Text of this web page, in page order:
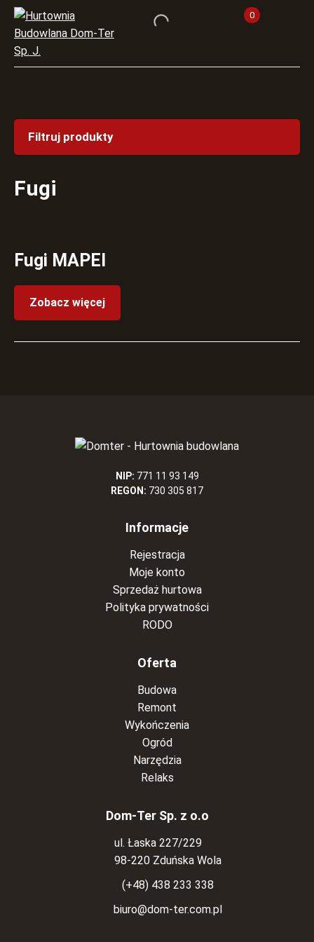
0
Filtruj produkty
Fugi
Fugi MAPEI
Zobacz więcej
NIP: 771 11 93 149
REGON: 730 305 817
Informacje
Rejestracja
Moje konto
Sprzedaż hurtowa
Polityka prywatności
RODO
Oferta
Budowa
Remont
Wykończenia
Ogród
Narzędzia
Relaks
Dom-Ter Sp. z o.o
ul. Łaska 227/229
98-220 Zduńska Wola
(+48) 438 233 338
biuro@dom-ter.com.pl